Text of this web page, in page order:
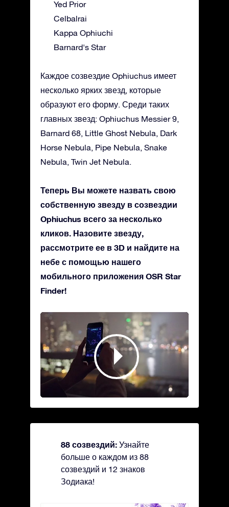
Yed Prior
Celbalrai
Kappa Ophiuchi
Barnard's Star
Каждое созвездие Ophiuchus имеет
несколько ярких звезд, которые
образуют его форму. Среди таких
главных звезд: Ophiuchus Messier 9,
Barnard 68, Little Ghost Nebula, Dark
Horse Nebula, Pipe Nebula, Snake
Nebula, Twin Jet Nebula.
Теперь Вы можете назвать свою
собственную звезду в созвездии
Ophiuchus всего за несколько
кликов. Назовите звезду,
рассмотрите ее в 3D и найдите на
небе с помощью нашего
мобильного приложения OSR Star
Finder!
88 созвездий: Узнайте
больше о каждом из 88
созвездий и 12 знаков
Зодиака!